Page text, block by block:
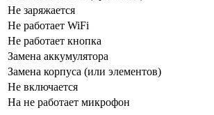
Не заряжается
Не работает WiFi
Не работает кнопка
Замена аккумулятора
Замена корпуса (или элементов)
Не включается
На не работает микрофон